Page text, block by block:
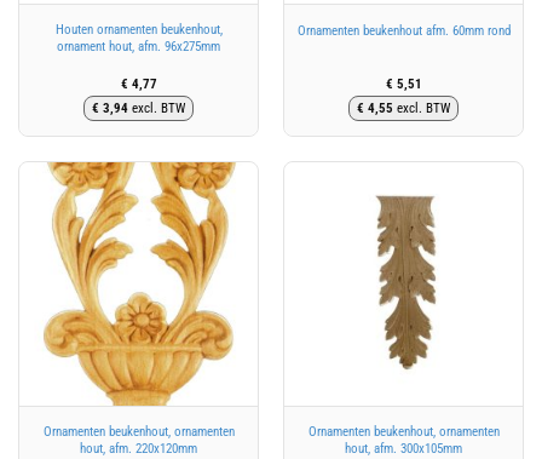
Houten ornamenten beukenhout,
ornament hout, afm. 96x275mm
€ 4,77
€ 3,94 excl. BTW
Ornamenten beukenhout afm. 60mm rond
€ 5,51
€ 4,55 excl. BTW
Ornamenten beukenhout, ornamenten
hout, afm. 220x120mm
Ornamenten beukenhout, ornamenten
hout, afm. 300x105mm